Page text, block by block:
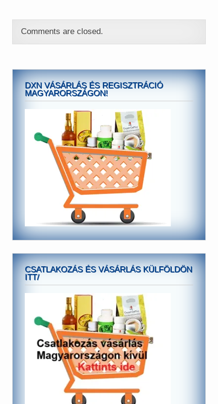
Comments are closed.
DXN VÁSÁRLÁS ÉS REGISZTRÁCIÓ
MAGYARORSZÁGON!
CSATLAKOZÁS ÉS VÁSÁRLÁS KÜLFÖLDÖN
ITT/